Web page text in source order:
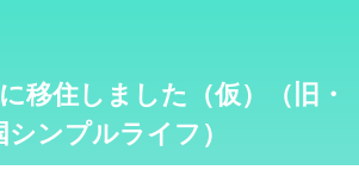
移住しました（仮）（旧・
シンプルライフ）